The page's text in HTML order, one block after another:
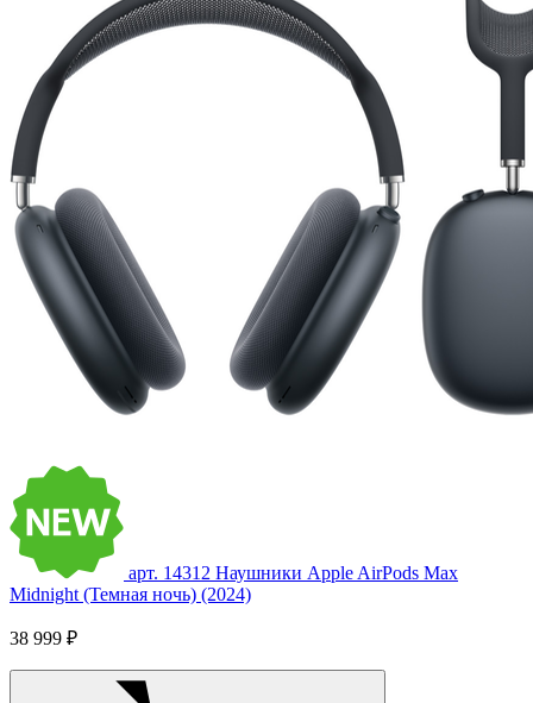
арт. 14312 Наушники Apple AirPods Max
Midnight (Темная ночь) (2024)
38 999 ₽